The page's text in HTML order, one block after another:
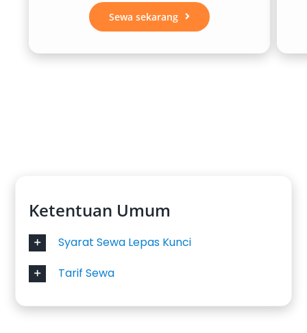
kebutuhan perjalanan Anda. Dari kendaraan
dengan fasilitas eksklusif, kami siap
Toyota Avanza merupakan pilihan utama bagi
Anda yang mencari kendaraan serbaguna
dengan konsumsi bahan bakar yang efisien.
mobil ini cocok untuk perjalanan keluarga
Sewa sekarang
Ketentuan Umum
Syarat Sewa Lepas Kunci
Tarif Sewa